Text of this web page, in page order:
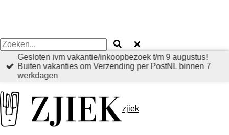
Gesloten ivm vakantie/inkoopbezoek t/m 9 augustus!
Buiten vakanties om Verzending per PostNL binnen 7
werkdagen
zjiek